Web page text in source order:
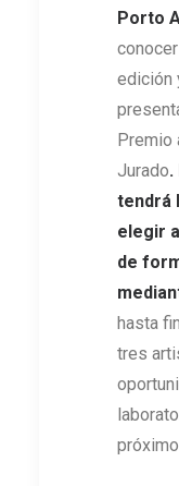
Porto
edición
Premio
Jurado.
tendrá
elegir
de
hasta
tres